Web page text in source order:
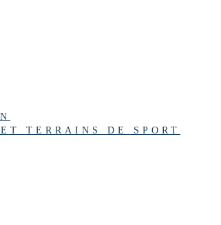
TERRAINS DE SPORT